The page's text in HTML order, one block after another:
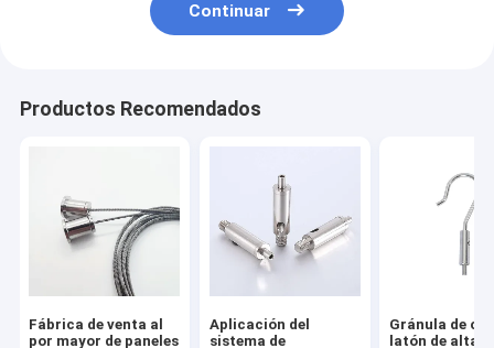
Continuar
Productos Recomendados
Fábrica de venta al
por mayor de paneles
Aplicación del
sistema de
Gránula de
latón de alta